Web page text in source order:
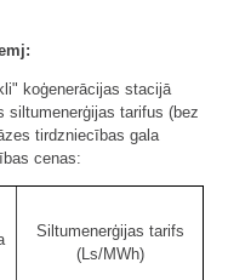
koģenerācijas stacijā
siltumenerģijas tarifus (bez
tirdzniecības gala
cenas:
Siltumenerģijas tarifs
(Ls/MWh)